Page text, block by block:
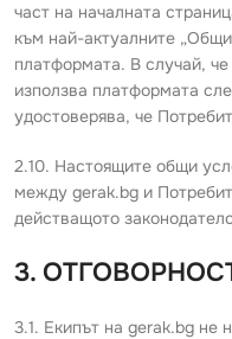
част на началната
към най-актуалните
платформата. В случай,
използва платформата
удостоверява, че
2.10. Настоящите общи
между gerak.bg и
действащото
3.
3.1. Екипът на gerak.bg не